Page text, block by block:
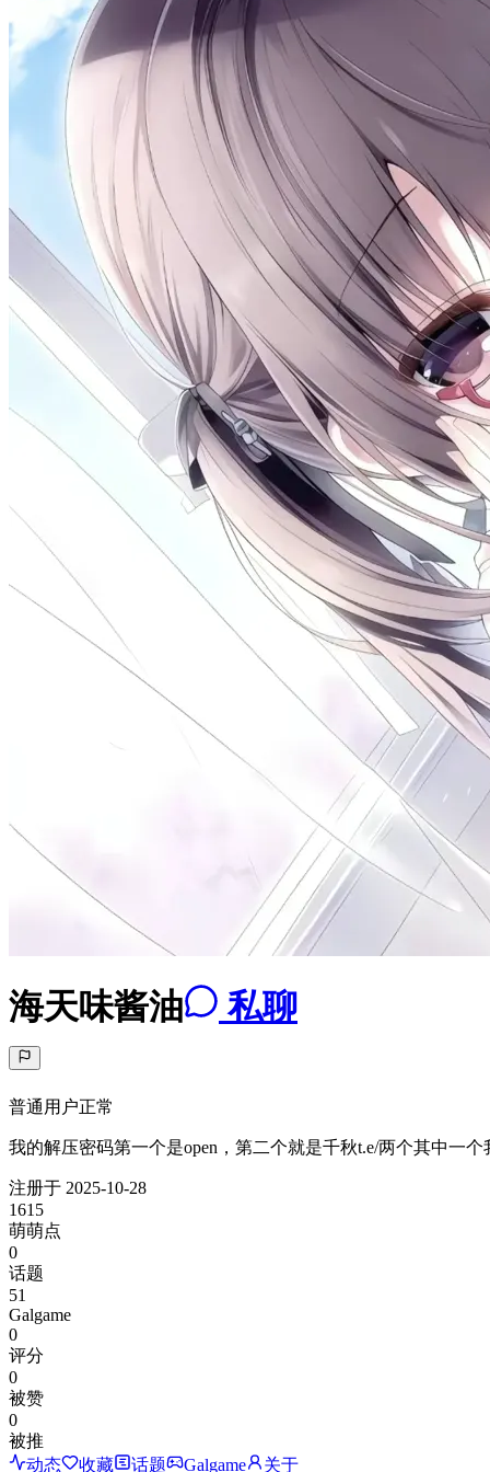
海天味酱油 私聊
普通用户正常
我的解压密码第一个是open，第二个就是千秋t.e/两个其中一
注册于 2025-10-28
1615
萌萌点
0
话题
51
Galgame
0
评分
0
被赞
0
被推
动态
收藏 话题 Galgame 关于